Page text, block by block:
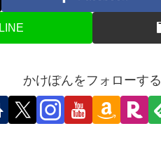
LINE
かけぽんをフォローする